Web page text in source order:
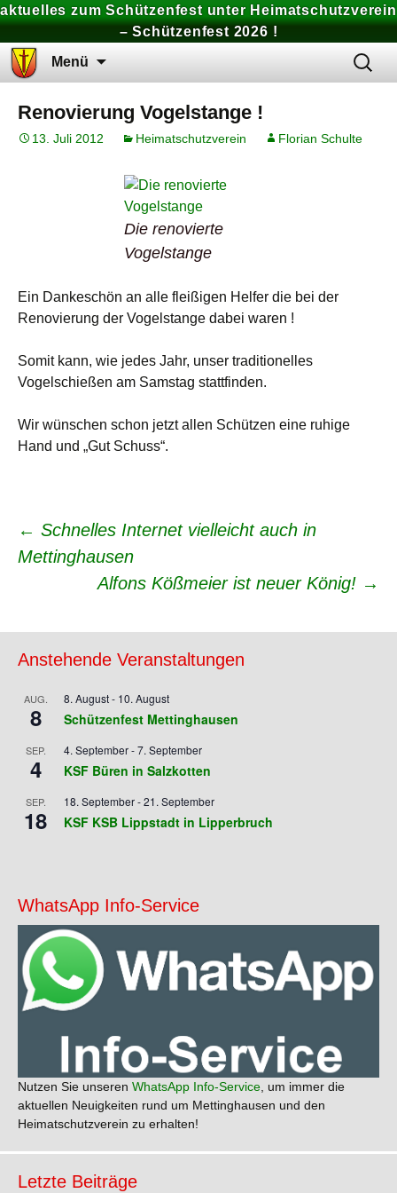
aktuelles zum Schützenfest unter Heimatschutzverein
– Schützenfest 2026 !
Menü
Suchen
nach:
Renovierung Vogelstange !
13. Juli 2012 Heimatschutzverein Florian Schulte
Die renovierte
Vogelstange
Ein Dankeschön an alle fleißigen Helfer die bei der
Renovierung der Vogelstange dabei waren !
Somit kann, wie jedes Jahr, unser traditionelles
Vogelschießen am Samstag stattfinden.
Wir wünschen schon jetzt allen Schützen eine ruhige
Hand und „Gut Schuss“.
Beitrags-
Navigation
← Schnelles Internet vielleicht auch in
Mettinghausen
Alfons Kößmeier ist neuer König! →
Anstehende Veranstaltungen
AUG.
8
8. August- 10. August
Schützenfest Mettinghausen
SEP.
4
4. September-7. September
KSF Büren in Salzkotten
SEP.
18
18. September-21. September
KSF KSB Lippstadt in Lipperbruch
WhatsApp Info-Service
Nutzen Sie unseren WhatsApp Info-Service , um immer die
aktuellen Neuigkeiten rund um Mettinghausen und den
Heimatschutzverein zu erhalten!
Letzte Beiträge